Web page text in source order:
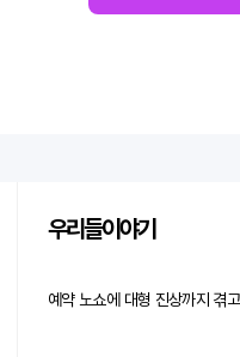
우리들이야기
예약 노쇼에 대형 진상까지 겪